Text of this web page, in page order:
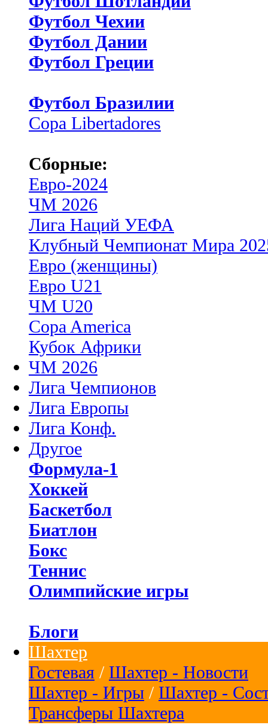
Футбол Чехии
Футбол Дании
Футбол Греции
Футбол Бразилии
Copa Libertadores
Сборные:
Евро-2024
ЧМ 2026
Лига Наций УЕФА
Клубный Чемпионат Мира
Евро (женщины)
Евро U21
ЧМ U20
Copa America
Кубок Африки
ЧМ 2026
Лига Чемпионов
Лига Европы
Лига Конф.
Другое
Формула-1
Хоккей
Баскетбол
Биатлон
Бокс
Теннис
Олимпийские игры
Блоги
Шахтер
Гостевая / Шахтер - Новости
Шахтер - Игры / Шахтер -
Трансферы Шахтера